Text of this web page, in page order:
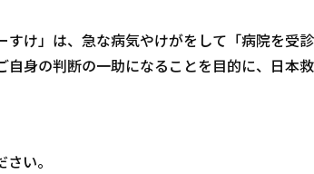
け」は、急な病気やけがをして「病院を受
身の判断の一助になることを目的に、日本
い。